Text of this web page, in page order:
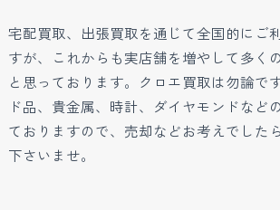
宅配買取、出張買取を通じて全国的にご
すが、これからも実店舗を増やして多く
と思っております。クロエ買取は勿論で
ド品、貴金属、時計、ダイヤモンドなど
ておりますので、売却などお考えでした
下さいませ。